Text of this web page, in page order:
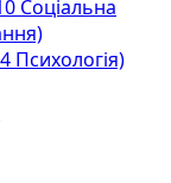
Соціальна
Психологія)